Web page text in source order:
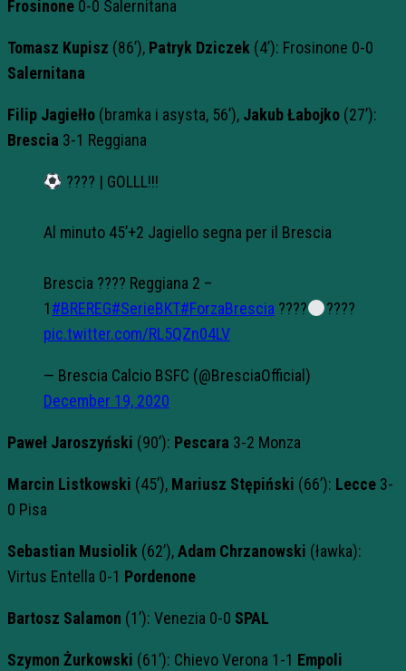
Frosinone 0-0 Salernitana
Tomasz Kupisz (86’), Patryk Dziczek (4’): Frosinone 0-0
Salernitana
Filip Jagiełło (bramka i asysta, 56’), Jakub Łabojko (27’):
Brescia 3-1 Reggiana
???? | GOLLL!!!
Al minuto 45’+2 Jagiello segna per il Brescia
Brescia ???? Reggiana 2 –
1#BREREG#SerieBKT#ForzaBrescia ????
????
pic.twitter.com/RL5QZn04LV
— Brescia Calcio BSFC (@BresciaOfficial)
December 19, 2020
Paweł Jaroszyński (90’): Pescara 3-2 Monza
Marcin Listkowski (45’), Mariusz Stępiński (66’): Lecce 3-
0 Pisa
Sebastian Musiolik (62’),Adam Chrzanowski (ławka):
Virtus Entella 0-1 Pordenone
Bartosz Salamon (1’): Venezia 0-0 SPAL
Szymon Żurkowski (61’): Chievo Verona 1-1 Empoli